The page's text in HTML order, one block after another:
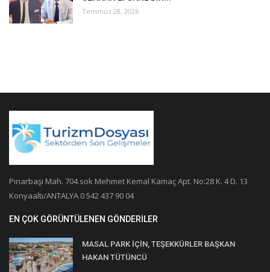
Temmuz 28, 2026
Pınarbaşı Mah. 704.sok Mehmet Kemal Kamaç Apt. No:28 K. 4 D. 13
Konyaaltı/ANTALYA 0 542 437 90 04
EN ÇOK GÖRÜNTÜLENEN GÖNDERILER
MASAL PARK İÇİN, TEŞEKKÜRLER BAŞKAN
HAKAN TÜTÜNCÜ